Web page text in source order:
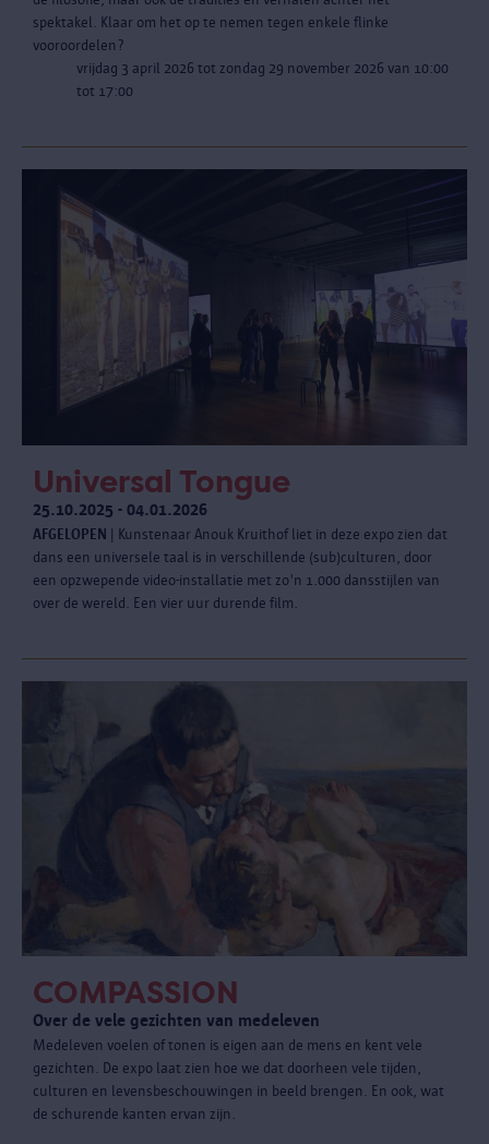
spektakel. Klaar om het op te nemen tegen enkele flinke
vooroordelen?
vrijdag 3 april 2026 tot zondag 29 november 2026 van 10:00
tot 17:00
Universal Tongue
25.10.2025 - 04.01.2026
AFGELOPEN | Kunstenaar Anouk Kruithof liet in deze expo zien dat
dans een universele taal is in verschillende (sub)culturen, door
een opzwepende video-installatie met zo'n 1.000 dansstijlen van
over de wereld. Een vier uur durende film.
COMPASSION
Over de vele gezichten van medeleven
Medeleven voelen of tonen is eigen aan de mens en kent vele
gezichten. De expo laat zien hoe we dat doorheen vele tijden,
culturen en levensbeschouwingen in beeld brengen. En ook, wat
de schurende kanten ervan zijn.